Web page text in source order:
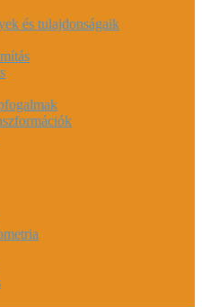
és tulajdonságaik